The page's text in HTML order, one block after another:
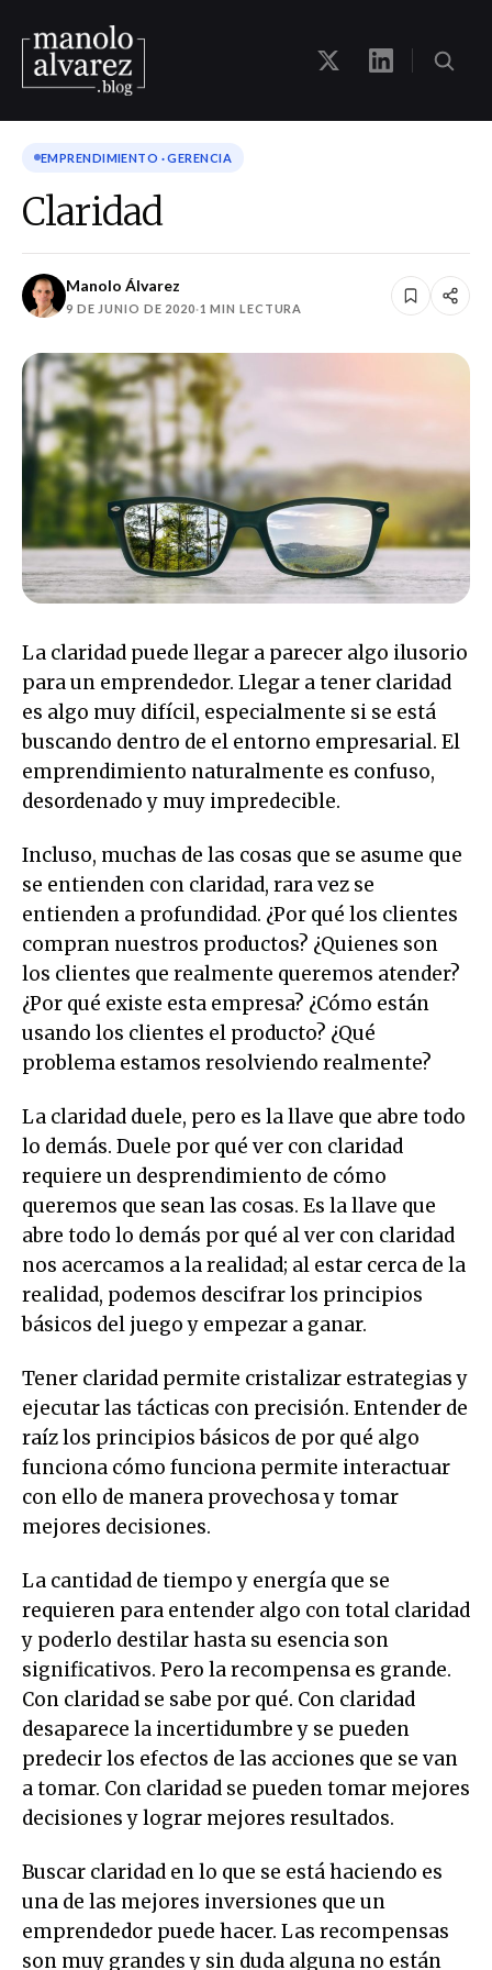
EMPRENDIMIENTO · GERENCIA
Claridad
Manolo Álvarez
9 DE JUNIO DE 2020·1 MIN LECTURA
La claridad puede llegar a parecer algo ilusorio
para un emprendedor. Llegar a tener claridad
es algo muy difícil, especialmente si se está
buscando dentro de el entorno empresarial. El
emprendimiento naturalmente es confuso,
desordenado y muy impredecible.
Incluso, muchas de las cosas que se asume que
se entienden con claridad, rara vez se
entienden a profundidad. ¿Por qué los clientes
compran nuestros productos? ¿Quienes son
los clientes que realmente queremos atender?
¿Por qué existe esta empresa? ¿Cómo están
usando los clientes el producto? ¿Qué
problema estamos resolviendo realmente?
La claridad duele, pero es la llave que abre todo
lo demás. Duele por qué ver con claridad
requiere un desprendimiento de cómo
queremos que sean las cosas. Es la llave que
abre todo lo demás por qué al ver con claridad
nos acercamos a la realidad; al estar cerca de la
realidad, podemos descifrar los principios
básicos del juego y empezar a ganar.
Tener claridad permite cristalizar estrategias y
ejecutar las tácticas con precisión. Entender de
raíz los principios básicos de por qué algo
funciona cómo funciona permite interactuar
con ello de manera provechosa y tomar
mejores decisiones.
La cantidad de tiempo y energía que se
requieren para entender algo con total claridad
y poderlo destilar hasta su esencia son
significativos. Pero la recompensa es grande.
Con claridad se sabe por qué. Con claridad
desaparece la incertidumbre y se pueden
predecir los efectos de las acciones que se van
a tomar. Con claridad se pueden tomar mejores
decisiones y lograr mejores resultados.
Buscar claridad en lo que se está haciendo es
una de las mejores inversiones que un
emprendedor puede hacer. Las recompensas
son muy grandes y sin duda alguna no están